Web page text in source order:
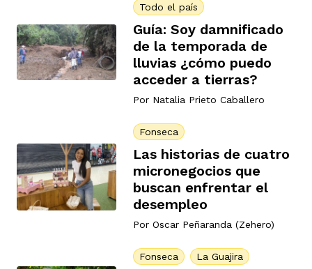
Todo el país
Guía: Soy damnificado
de la temporada de
lluvias ¿cómo puedo
acceder a tierras?
Por Natalia Prieto Caballero
Fonseca
Las historias de cuatro
micronegocios que
buscan enfrentar el
desempleo
Por Oscar Peñaranda (Zehero)
Fonseca La Guajira